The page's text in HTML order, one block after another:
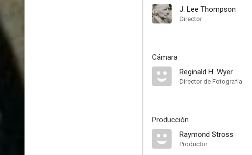
J. Lee Thompson
Director
Cámara
Reginald H. Wyer
Director de Fotografía
Producción
Raymond Stross
Productor